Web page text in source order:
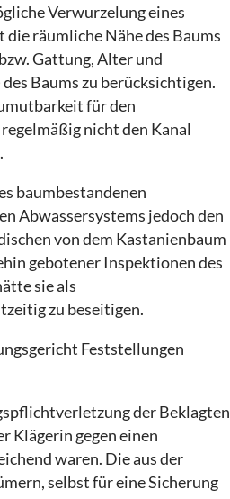
Verwurzelung eines
räumliche Nähe des Baums
Gattung, Alter und
Baums zu berücksichtigen.
für den
nicht den Kanal
baumbestandenen
Abwassersystems jedoch den
von dem Kastanienbaum
gebotener Inspektionen des
sie als
zu beseitigen.
Feststellungen
der Beklagten
Klägerin gegen einen
waren. Die aus der
selbst für eine Sicherung